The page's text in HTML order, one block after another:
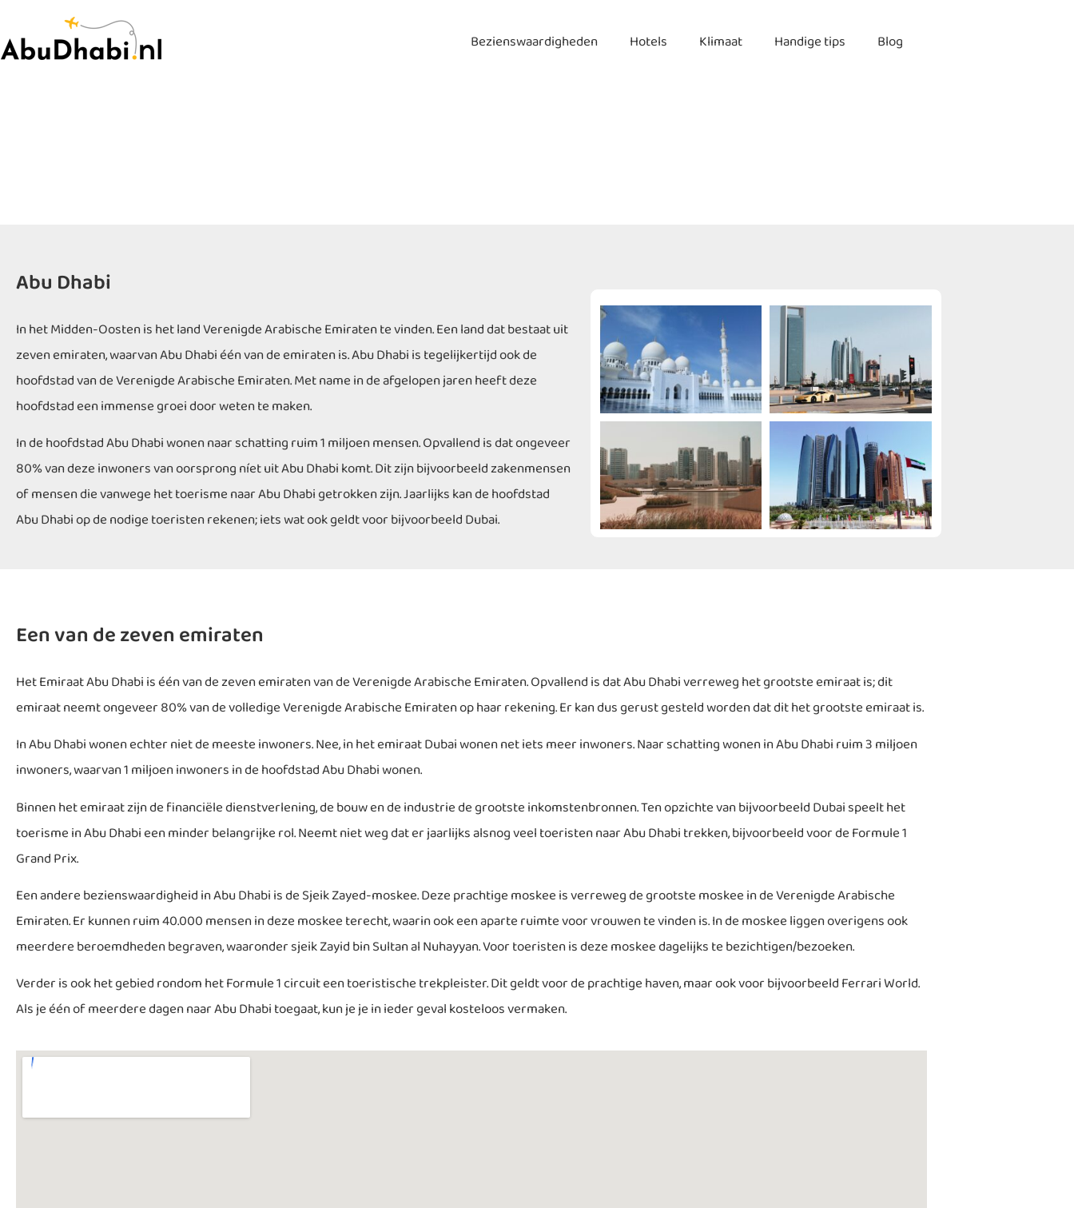
Bezienswaardigheden Hotels Klimaat Handige tips Blog
Abu Dhabi
In het Midden-Oosten is het land Verenigde Arabische Emiraten te vinden. Een land dat bestaat uit
zeven emiraten, waarvan Abu Dhabi één van de emiraten is. Abu Dhabi is tegelijkertijd ook de
hoofdstad van de Verenigde Arabische Emiraten. Met name in de afgelopen jaren heeft deze
hoofdstad een immense groei door weten te maken.
In de hoofdstad Abu Dhabi wonen naar schatting ruim 1 miljoen mensen. Opvallend is dat ongeveer
80% van deze inwoners van oorsprong níet uit Abu Dhabi komt. Dit zijn bijvoorbeeld zakenmensen
of mensen die vanwege het toerisme naar Abu Dhabi getrokken zijn. Jaarlijks kan de hoofdstad
Abu Dhabi op de nodige toeristen rekenen; iets wat ook geldt voor bijvoorbeeld Dubai.
Een van de zeven emiraten
Het Emiraat Abu Dhabi is één van de zeven emiraten van de Verenigde Arabische Emiraten. Opvallend is dat Abu Dhabi verreweg het grootste emiraat is; dit
emiraat neemt ongeveer 80% van de volledige Verenigde Arabische Emiraten op haar rekening. Er kan dus gerust gesteld worden dat dit het grootste emiraat is.
In Abu Dhabi wonen echter niet de meeste inwoners. Nee, in het emiraat Dubai wonen net iets meer inwoners. Naar schatting wonen in Abu Dhabi ruim 3 miljoen
inwoners, waarvan 1 miljoen inwoners in de hoofdstad Abu Dhabi wonen.
Binnen het emiraat zijn de financiële dienstverlening, de bouw en de industrie de grootste inkomstenbronnen. Ten opzichte van bijvoorbeeld Dubai speelt het
toerisme in Abu Dhabi een minder belangrijke rol. Neemt niet weg dat er jaarlijks alsnog veel toeristen naar Abu Dhabi trekken, bijvoorbeeld voor de Formule 1
Grand Prix.
Een andere bezienswaardigheid in Abu Dhabi is de Sjeik Zayed-moskee. Deze prachtige moskee is verreweg de grootste moskee in de Verenigde Arabische
Emiraten. Er kunnen ruim 40.000 mensen in deze moskee terecht, waarin ook een aparte ruimte voor vrouwen te vinden is. In de moskee liggen overigens ook
meerdere beroemdheden begraven, waaronder sjeik Zayid bin Sultan al Nuhayyan. Voor toeristen is deze moskee dagelijks te bezichtigen/bezoeken.
Verder is ook het gebied rondom het Formule 1 circuit een toeristische trekpleister. Dit geldt voor de prachtige haven, maar ook voor bijvoorbeeld Ferrari World.
Als je één of meerdere dagen naar Abu Dhabi toegaat, kun je je in ieder geval kosteloos vermaken.